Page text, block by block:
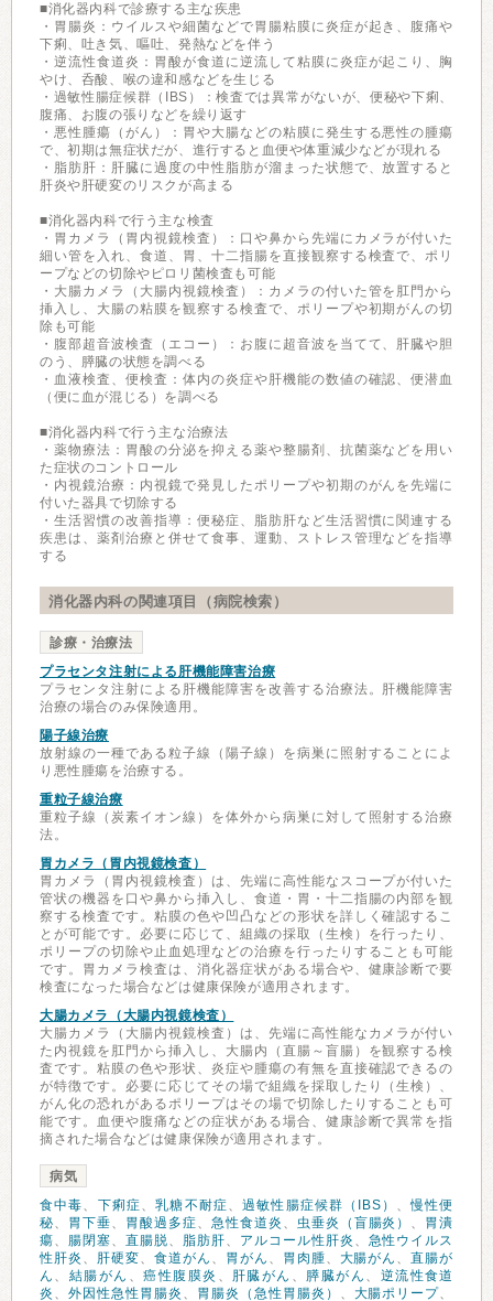
■消化器内科で診療する主な疾患
・胃腸炎：ウイルスや細菌などで胃腸粘膜に炎症が起き、腹痛や
下痢、吐き気、嘔吐、発熱などを伴う
・逆流性食道炎：胃酸が食道に逆流して粘膜に炎症が起こり、胸
やけ、呑酸、喉の違和感などを生じる
・過敏性腸症候群（IBS）：検査では異常がないが、便秘や下痢、
腹痛、お腹の張りなどを繰り返す
・悪性腫瘍（がん）：胃や大腸などの粘膜に発生する悪性の腫瘍
で、初期は無症状だが、進行すると血便や体重減少などが現れる
・脂肪肝：肝臓に過度の中性脂肪が溜まった状態で、放置すると
肝炎や肝硬変のリスクが高まる
■消化器内科で行う主な検査
・胃カメラ（胃内視鏡検査）：口や鼻から先端にカメラが付いた
細い管を入れ、食道、胃、十二指腸を直接観察する検査で、ポリ
ープなどの切除やピロリ菌検査も可能
・大腸カメラ（大腸内視鏡検査）：カメラの付いた管を肛門から
挿入し、大腸の粘膜を観察する検査で、ポリープや初期がんの切
除も可能
・腹部超音波検査（エコー）：お腹に超音波を当てて、肝臓や胆
のう、膵臓の状態を調べる
・血液検査、便検査：体内の炎症や肝機能の数値の確認、便潜血
（便に血が混じる）を調べる
■消化器内科で行う主な治療法
・薬物療法：胃酸の分泌を抑える薬や整腸剤、抗菌薬などを用い
た症状のコントロール
・内視鏡治療：内視鏡で発見したポリープや初期のがんを先端に
付いた器具で切除する
・生活習慣の改善指導：便秘症、脂肪肝など生活習慣に関連する
疾患は、薬剤治療と併せて食事、運動、ストレス管理などを指導
する
消化器内科の関連項目（病院検索）
診療・治療法
プラセンタ注射による肝機能障害治療
プラセンタ注射による肝機能障害を改善する治療法。肝機能障害
治療の場合のみ保険適用。
陽子線治療
放射線の一種である粒子線（陽子線）を病巣に照射することによ
り悪性腫瘍を治療する。
重粒子線治療
重粒子線（炭素イオン線）を体外から病巣に対して照射する治療
法。
胃カメラ（胃内視鏡検査）
胃カメラ（胃内視鏡検査）は、先端に高性能なスコープが付いた
管状の機器を口や鼻から挿入し、食道・胃・十二指腸の内部を観
察する検査です。粘膜の色や凹凸などの形状を詳しく確認するこ
とが可能です。必要に応じて、組織の採取（生検）を行ったり、
ポリープの切除や止血処理などの治療を行ったりすることも可能
です。胃カメラ検査は、消化器症状がある場合や、健康診断で要
検査になった場合などは健康保険が適用されます。
大腸カメラ（大腸内視鏡検査）
大腸カメラ（大腸内視鏡検査）は、先端に高性能なカメラが付い
た内視鏡を肛門から挿入し、大腸内（直腸～盲腸）を観察する検
査です。粘膜の色や形状、炎症や腫瘍の有無を直接確認できるの
が特徴です。必要に応じてその場で組織を採取したり（生検）、
がん化の恐れがあるポリープはその場で切除したりすることも可
能です。血便や腹痛などの症状がある場合、健康診断で異常を指
摘された場合などは健康保険が適用されます。
病気
食中毒、 下痢症、乳糖不耐症、過敏性腸症候群（IBS） 、慢性便
秘、 胃下垂、 胃酸過多症、 急性食道炎 、 虫垂炎（盲腸炎） 、 胃潰
瘍、 腸閉塞、 直腸脱、 脂肪肝、 アルコール性肝炎 、 急性ウイルス
性肝炎 、 肝硬変、 食道がん 、 胃がん 、 胃肉腫、 大腸がん 、直腸が
ん 、 結腸がん 、癌性腹膜炎 、 肝臓がん 、 膵臓がん 、 逆流性食道
炎 、 外因性急性胃腸炎 、 胃腸炎（急性胃腸炎） 、 大腸ポリープ、